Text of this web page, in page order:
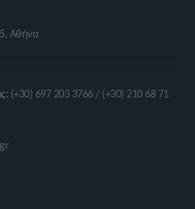
Αθήνα
(+30) 697 203 3766 / (+30) 210 68 71